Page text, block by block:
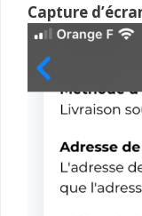
Capture